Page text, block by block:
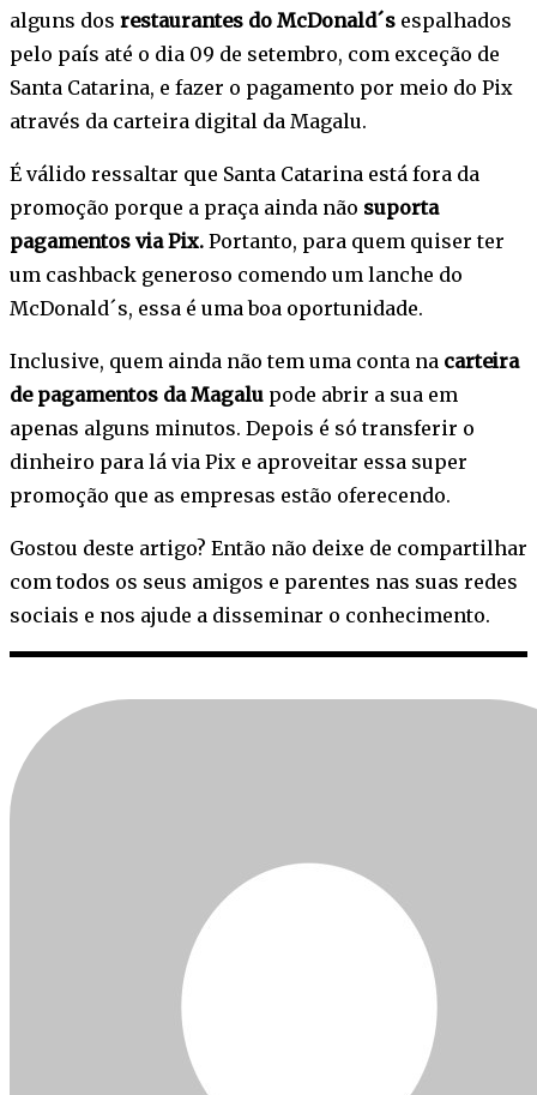
alguns dos restaurantes do McDonald´s espalhados
pelo país até o dia 09 de setembro, com exceção de
Santa Catarina, e fazer o pagamento por meio do Pix
através da carteira digital da Magalu.
É válido ressaltar que Santa Catarina está fora da
promoção porque a praça ainda não suporta
pagamentos via Pix. Portanto, para quem quiser ter
um cashback generoso comendo um lanche do
McDonald´s, essa é uma boa oportunidade.
Inclusive, quem ainda não tem uma conta na carteira
de pagamentos da Magalu pode abrir a sua em
apenas alguns minutos. Depois é só transferir o
dinheiro para lá via Pix e aproveitar essa super
promoção que as empresas estão oferecendo.
Gostou deste artigo? Então não deixe de compartilhar
com todos os seus amigos e parentes nas suas redes
sociais e nos ajude a disseminar o conhecimento.